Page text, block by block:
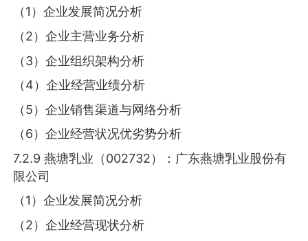
（1）企业发展简况分析
（2）企业主营业务分析
（3）企业组织架构分析
（4）企业经营业绩分析
（5）企业销售渠道与网络分析
（6）企业经营状况优劣势分析
7.2.9 燕塘乳业（002732）：广东燕塘乳业股份有
限公司
（1）企业发展简况分析
（2）企业经营现状分析